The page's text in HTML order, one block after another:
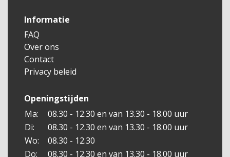
uitleg en tips of kom gerust even aan met uw fiets,
wij staan voor u klaar!
Informatie
FAQ
Over ons
Contact
Privacy beleid
Openingstijden
Ma:
08.30 - 12.30 en van 13.30 - 18.00 uur
Di:
08.30 - 12.30 en van 13.30 - 18.00 uur
Wo:
08.30 - 12.30
Do:
08.30 - 12.30 en van 13.30 - 18.00 uur